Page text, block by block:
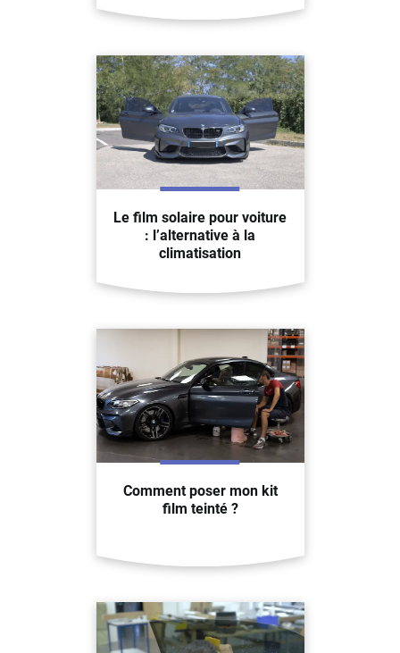
Le film solaire pour voiture
: l’alternative à la
climatisation
Comment poser mon kit
film teinté ?